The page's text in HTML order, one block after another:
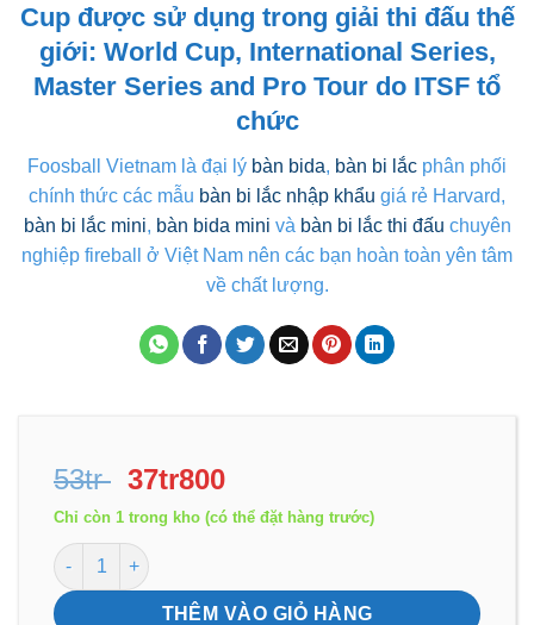
Cup được sử dụng trong giải thi đấu thế
giới: World Cup, International Series,
Master Series and Pro Tour do ITSF tổ
chức
Foosball Vietnam là đại lý bàn bida, bàn bi lắc phân phối
chính thức các mẫu bàn bi lắc nhập khẩu giá rẻ Harvard,
bàn bi lắc mini, bàn bida mini và bàn bi lắc thi đấu chuyên
nghiệp fireball ở Việt Nam nên các bạn hoàn toàn yên tâm
về chất lượng.
53tr Giá
gốc
là:
53tr .
37tr800
hiện
37tr800 .
Chỉ còn 1 trong kho (có thể đặt hàng trước)
Bàn bi lắc thi đấu Fireball Disable cho người khuyết tật
THÊM VÀO GIỎ HÀNG